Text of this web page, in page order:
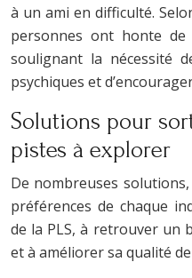
à un ami en difficulté.
personnes ont honte
soulignant la nécessité
psychiques et
Solutions pour
pistes à explorer
De nombreuses
préférences de chaque
de la PLS, à retrouver un
et à améliorer sa qualité